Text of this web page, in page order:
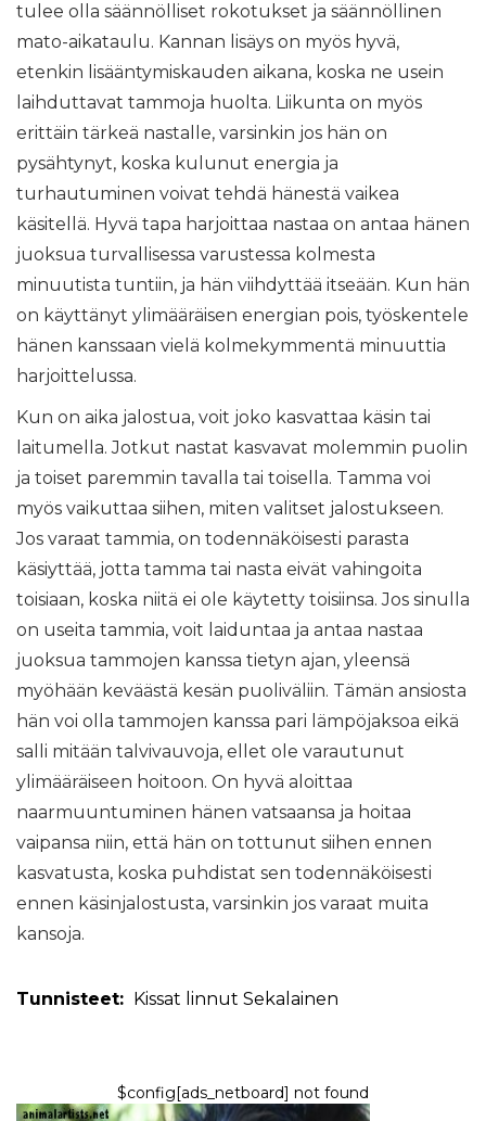
tulee olla säännölliset rokotukset ja säännöllinen
mato-aikataulu. Kannan lisäys on myös hyvä,
etenkin lisääntymiskauden aikana, koska ne usein
laihduttavat tammoja huolta. Liikunta on myös
erittäin tärkeä nastalle, varsinkin jos hän on
pysähtynyt, koska kulunut energia ja
turhautuminen voivat tehdä hänestä vaikea
käsitellä. Hyvä tapa harjoittaa nastaa on antaa hänen
juoksua turvallisessa varustessa kolmesta
minuutista tuntiin, ja hän viihdyttää itseään. Kun hän
on käyttänyt ylimääräisen energian pois, työskentele
hänen kanssaan vielä kolmekymmentä minuuttia
harjoittelussa.
Kun on aika jalostua, voit joko kasvattaa käsin tai
laitumella. Jotkut nastat kasvavat molemmin puolin
ja toiset paremmin tavalla tai toisella. Tamma voi
myös vaikuttaa siihen, miten valitset jalostukseen.
Jos varaat tammia, on todennäköisesti parasta
käsiyttää, jotta tamma tai nasta eivät vahingoita
toisiaan, koska niitä ei ole käytetty toisiinsa. Jos sinulla
on useita tammia, voit laiduntaa ja antaa nastaa
juoksua tammojen kanssa tietyn ajan, yleensä
myöhään keväästä kesän puoliväliin. Tämän ansiosta
hän voi olla tammojen kanssa pari lämpöjaksoa eikä
salli mitään talvivauvoja, ellet ole varautunut
ylimääräiseen hoitoon. On hyvä aloittaa
naarmuuntuminen hänen vatsaansa ja hoitaa
vaipansa niin, että hän on tottunut siihen ennen
kasvatusta, koska puhdistat sen todennäköisesti
ennen käsinjalostusta, varsinkin jos varaat muita
kansoja.
Tunnisteet: Kissat linnut Sekalainen
$config[ads_netboard] not found